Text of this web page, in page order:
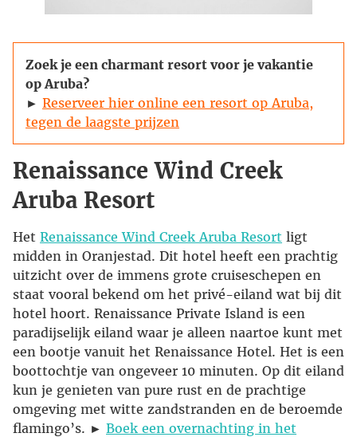
Zoek je een charmant resort voor je vakantie
op Aruba?
► Reserveer hier online een resort op Aruba,
tegen de laagste prijzen
Renaissance Wind Creek
Aruba Resort
Het Renaissance Wind Creek Aruba Resort ligt
midden in Oranjestad. Dit hotel heeft een prachtig
uitzicht over de immens grote cruiseschepen en
staat vooral bekend om het privé-eiland wat bij dit
hotel hoort. Renaissance Private Island is een
paradijselijk eiland waar je alleen naartoe kunt met
een bootje vanuit het Renaissance Hotel. Het is een
boottochtje van ongeveer 10 minuten. Op dit eiland
kun je genieten van pure rust en de prachtige
omgeving met witte zandstranden en de beroemde
flamingo’s. ► Boek een overnachting in het